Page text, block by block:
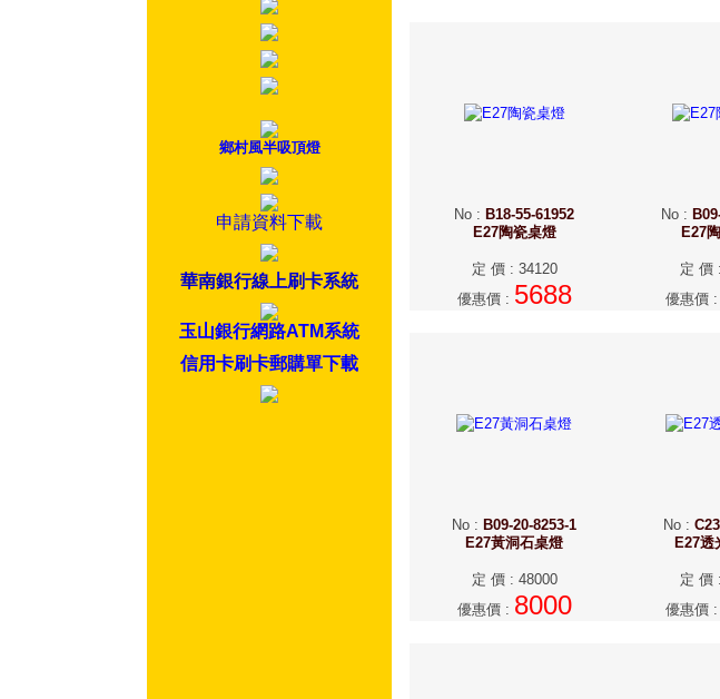
鄉村風半吸頂燈
申請資料下載
華南銀行線上刷卡系統
玉山銀行網路ATM系統
信用卡刷卡郵購單下載
No : B18-55-61952
E27陶瓷桌燈
定 價: 34120
優惠價: 5688
No:
E27
定 價 :
優惠價 :
No : B09-20-8253-1
E27黃洞石桌燈
定 價: 48000
優惠價: 8000
No:
E27透
定 價 :
優惠價 :